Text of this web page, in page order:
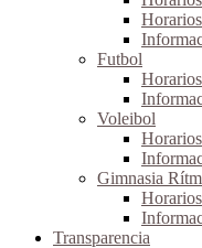
Futbol
Horarios
Voleibol
Horarios
Gimnasia
Horarios
Transparencia